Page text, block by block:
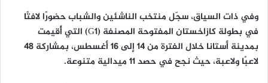
وفي ذات السياق، سجّل منتخب الناشئين والشباب حضورًا لافتًا
في بطولة كازاخستان المفتوحة المصنفة (G1) التي أُقيمت
بمدينة أستانا خلال الفترة من 14 إلى 16 أغسطس، بمشاركة 48
لاعبًا ولاعبة، حيث نجح في حصد 11 ميدالية متنوعة.